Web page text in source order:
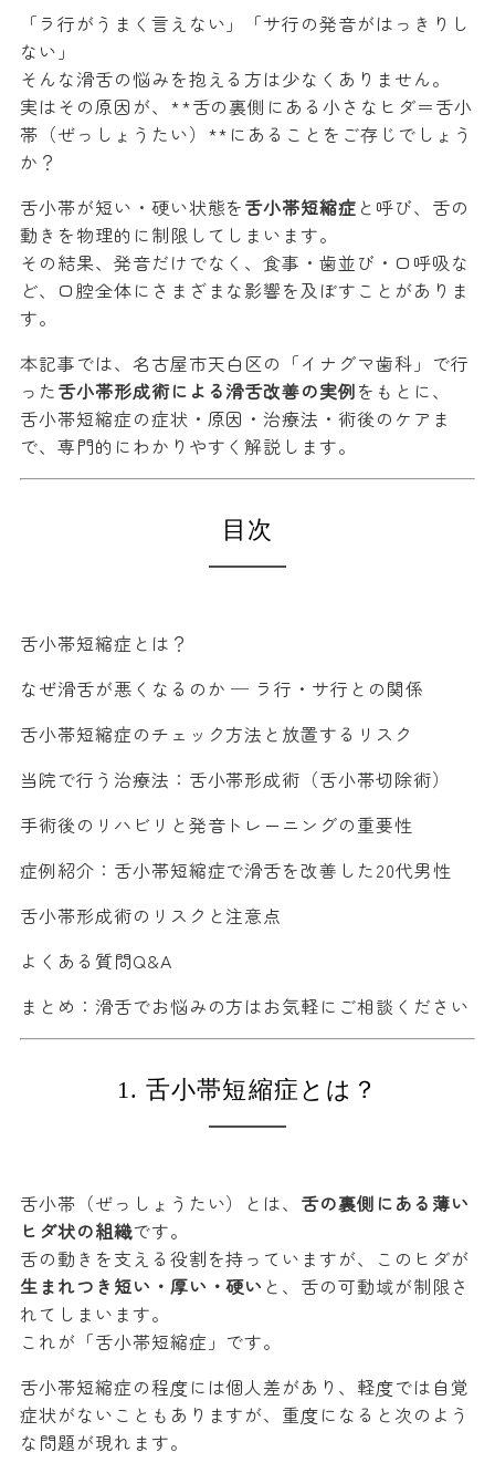
「ラ行がうまく言えない」「サ行の発音がはっきりし
ない」
そんな滑舌の悩みを抱える方は少なくありません。
実はその原因が、**舌の裏側にある小さなヒダ＝舌小
帯（ぜっしょうたい）**にあることをご存じでしょう
か？
舌小帯が短い・硬い状態を舌小帯短縮症 と呼び、舌の
動きを物理的に制限してしまいます。
その結果、発音だけでなく、食事・歯並び・口呼吸な
ど、口腔全体にさまざまな影響を及ぼすことがありま
す。
本記事では、名古屋市天白区の「イナグマ歯科」で行
った舌小帯形成術による滑舌改善の実例をもとに、
舌小帯短縮症の症状・原因・治療法・術後のケアま
で、専門的にわかりやすく解説します。
目次
舌小帯短縮症とは？
なぜ滑舌が悪くなるのか ─ ラ行・サ行との関係
舌小帯短縮症のチェック方法と放置するリスク
当院で行う治療法：舌小帯形成術（舌小帯切除術）
手術後のリハビリと発音トレーニングの重要性
症例紹介：舌小帯短縮症で滑舌を改善した20代男性
舌小帯形成術のリスクと注意点
よくある質問Q&A
まとめ：滑舌でお悩みの方はお気軽にご相談ください
1. 舌小帯短縮症とは？
舌小帯（ぜっしょうたい）とは、 舌の裏側にある薄い
ヒダ状の組織です。
舌の動きを支える役割を持っていますが、このヒダが
生まれつき短い・厚い・硬い と、舌の可動域が制限さ
れてしまいます。
これが「舌小帯短縮症」です。
舌小帯短縮症の程度には個人差があり、軽度では自覚
症状がないこともありますが、重度になると次のよう
な問題が現れます。